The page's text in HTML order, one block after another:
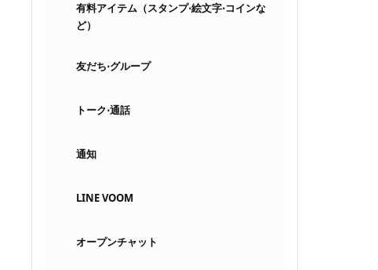
有料アイテム（スタンプ⋅絵文字⋅コインな
ど）
友だち⋅グループ
トーク⋅通話
通知
LINE VOOM
オープンチャット